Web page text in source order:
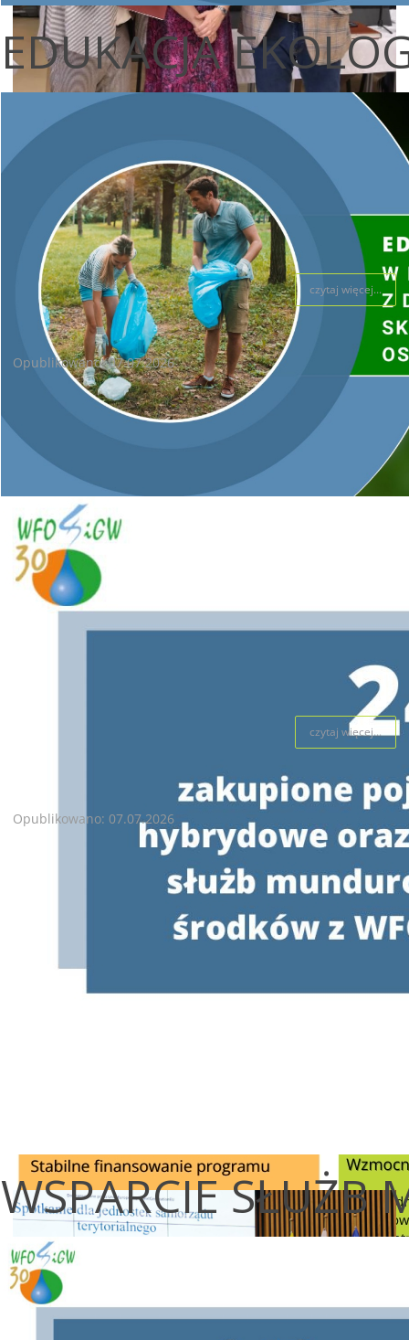
EDUKACJA
WSPARCIE SŁUŻB
czytaj więcej...
V Festiwal Kół Gospodyń Wiejskich w Ruszczy
Opublikowano: 07.07.2026
Prezes Zarządu WFOŚiGW w Kielcach na V Festiwalu Kół
Gospodyń Wiejskich „Święto Truskawki” w Ruszczy
czytaj więcej...
Samorządy i Fundusz – wspólnie dla lepszej jakości życia
Opublikowano: 07.07.2026
Czyste Powietrze bliżej mieszkańców – samorządy i
Fundusz łączą siły